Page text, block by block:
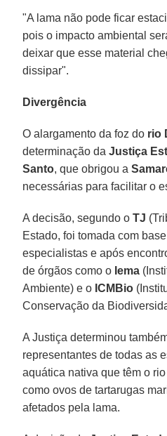
"A lama não pode ficar
pois o impacto ambiental
deixar que esse material
dissipar".
Divergência
O alargamento da foz do rio
determinação daJustiça
Santo, que obrigou a
necessárias para facilitar o
A decisão, segundo oTJ
Estado, foi tomada com
especialistas e após
de órgãos como o Iema
Ambiente) e o ICMBio
Conservação da
A Justiça determinou
representantes de todas as
aquática nativa que têm o
como ovos de tartarugas
afetados pela lama.